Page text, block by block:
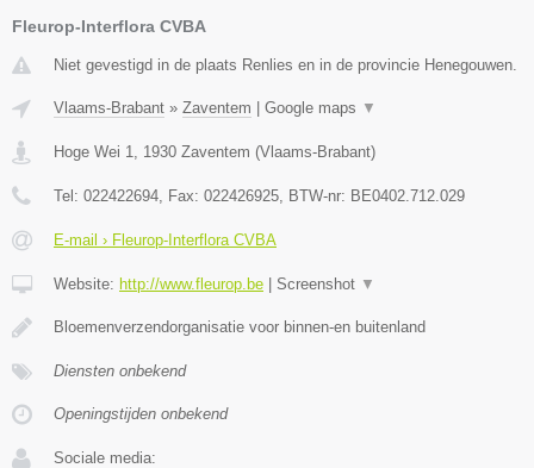
Fleurop-Interflora CVBA
Niet gevestigd in de plaats Renlies en in de provincie Henegouwen.
Vlaams-Brabant » Zaventem Google maps ▼
Hoge Wei 1, 1930 Zaventem (Vlaams-Brabant)
Tel: 022422694, Fax: 022426925, BTW-nr: BE0402.712.029
E-mail › Fleurop-Interflora CVBA
Website: http://www.fleurop.be Screenshot ▼
Bloemenverzendorganisatie voor binnen-en buitenland
Diensten onbekend
Openingstijden onbekend
Sociale media: